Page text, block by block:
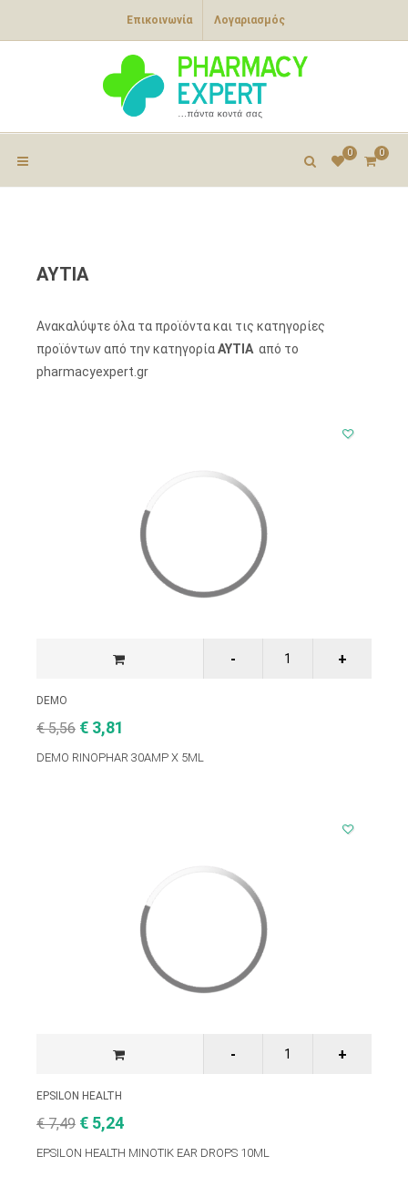
Επικοινωνία Λογαριασμός
0
0
ΑΥΤΙΑ
Ανακαλύψτε όλα τα προϊόντα και τις κατηγορίες
προϊόντων από την κατηγορίαΑΥΤΙΑ από το
pharmacyexpert.gr
DEMO
€ 5,56 € 3,81
DEMO RINOPHAR 30AMP X 5ML
EPSILON HEALTH
€ 7,49 € 5,24
EPSILON HEALTH MINOTIK EAR DROPS 10ML